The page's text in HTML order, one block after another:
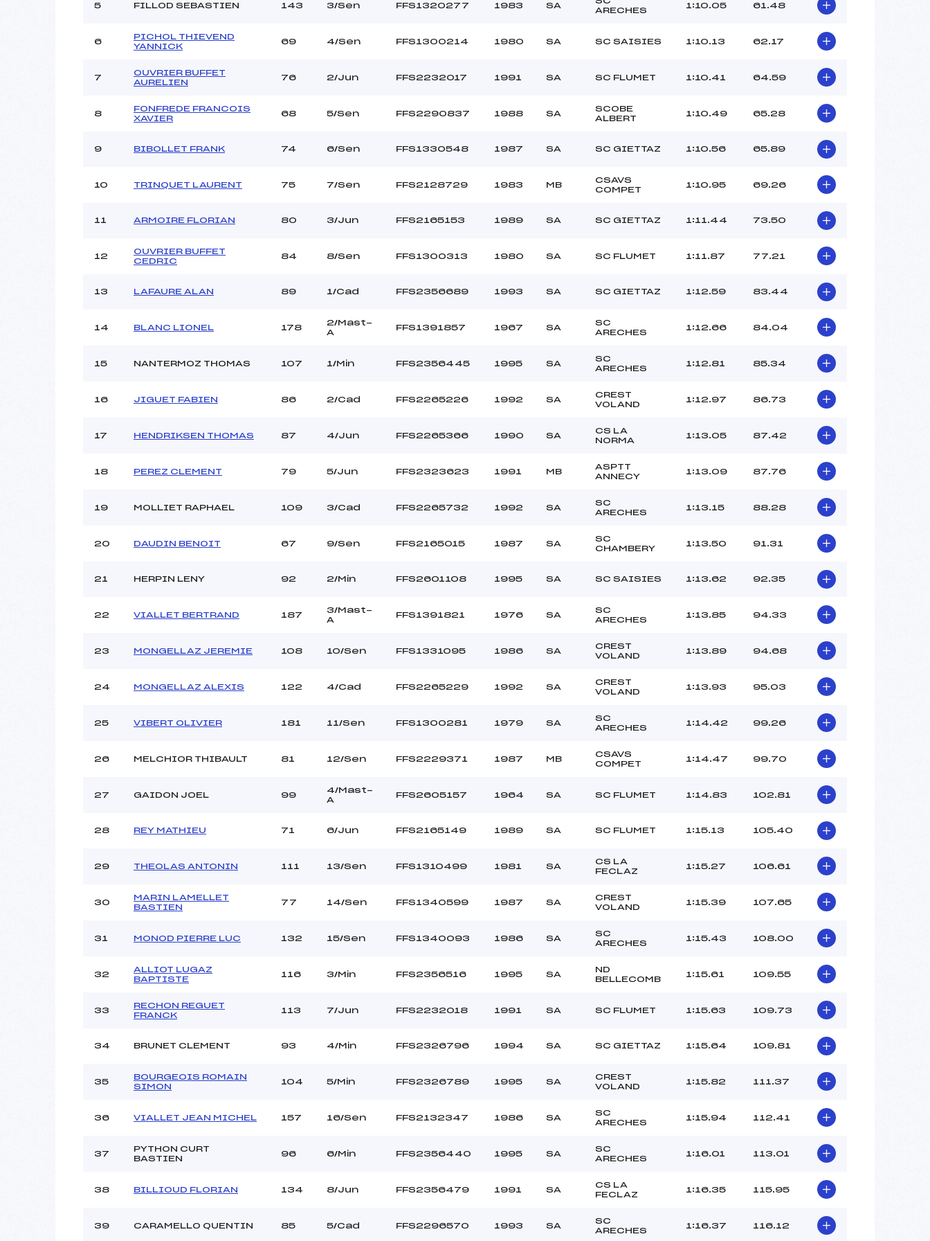
Météo :
couvert et neigeux
MEILLEUR FRANCOIS (SA)
Ouvreurs E :
Température arrivée :
Pénalité appliquée :
5 FILLOD SEBASTIEN 143 3/Sen FFS1320277 1983 SA
ARECHES
1:10.05 61.48
6
PICHOL THIEVEND
YANNICK
69 4/Sen FFS1300214 1980 SA SC SAISIES 1:10.13 62.17
7
OUVRIER BUFFET
AURELIEN
76 2/Jun FFS2232017 1991 SA SC FLUMET 1:10.41 64.59
8
FONFREDE FRANCOIS
XAVIER
68 5/Sen FFS2290837 1988 SA
SCOBE
ALBERT
1:10.49 65.28
9 BIBOLLET FRANK 74 6/Sen FFS1330548 1987 SA SC GIETTAZ 1:10.56 65.89
10 TRINQUET LAURENT 75 7/Sen FFS2128729 1983 MB
CSAVS
COMPET
1:10.95 69.26
11 ARMOIRE FLORIAN 80 3/Jun FFS2165153 1989 SA SC GIETTAZ 1:11.44 73.50
12
OUVRIER BUFFET
CEDRIC
84 8/Sen FFS1300313 1980 SA SC FLUMET 1:11.87 77.21
13 LAFAURE ALAN 89 1/Cad FFS2356689 1993 SA SC GIETTAZ 1:12.59 83.44
14 BLANC LIONEL 178
2/Mast-
A
FFS1391857 1967 SA
SC
ARECHES
1:12.66 84.04
15 NANTERMOZ THOMAS 107 1/Min FFS2356445 1995 SA
SC
ARECHES
1:12.81 85.34
16 JIGUET FABIEN 86 2/Cad FFS2265226 1992 SA
CREST
VOLAND
1:12.97 86.73
17 HENDRIKSEN THOMAS 87 4/Jun FFS2265366 1990 SA
CS LA
NORMA
1:13.05 87.42
18 PEREZ CLEMENT 79 5/Jun FFS2323623 1991 MB
ASPTT
ANNECY
1:13.09 87.76
19 MOLLIET RAPHAEL 109 3/Cad FFS2265732 1992 SA
SC
ARECHES
1:13.15 88.28
20 DAUDIN BENOIT 67 9/Sen FFS2165015 1987 SA
SC
CHAMBERY
1:13.50 91.31
21 HERPIN LENY 92 2/Min FFS2601108 1995 SA SC SAISIES 1:13.62 92.35
22 VIALLET BERTRAND 187
3/Mast-
A
FFS1391821 1976 SA
SC
ARECHES
1:13.85 94.33
23 MONGELLAZ JEREMIE 108 10/Sen FFS1331095 1986 SA
CREST
VOLAND
1:13.89 94.68
24 MONGELLAZ ALEXIS 122 4/Cad FFS2265229 1992 SA
CREST
VOLAND
1:13.93 95.03
25 VIBERT OLIVIER 181 11/Sen FFS1300281 1979 SA
SC
ARECHES
1:14.42 99.26
26 MELCHIOR THIBAULT 81 12/Sen FFS2229371 1987 MB
CSAVS
COMPET
1:14.47 99.70
27 GAIDON JOEL 99
4/Mast-
A
FFS2605157 1964 SA SC FLUMET 1:14.83 102.81
28 REY MATHIEU 71 6/Jun FFS2165149 1989 SA SC FLUMET 1:15.13 105.40
29 THEOLAS ANTONIN 111 13/Sen FFS1310499 1981 SA
CS LA
FECLAZ
1:15.27 106.61
30
MARIN LAMELLET
BASTIEN
77 14/Sen FFS1340599 1987 SA
CREST
VOLAND
1:15.39 107.65
31 MONOD PIERRE LUC 132 15/Sen FFS1340093 1986 SA
SC
ARECHES
1:15.43 108.00
32
ALLIOT LUGAZ
BAPTISTE
116 3/Min FFS2356516 1995 SA
ND
BELLECOMB
1:15.61 109.55
33
RECHON REGUET
FRANCK
113 7/Jun FFS2232018 1991 SA SC FLUMET 1:15.63 109.73
34 BRUNET CLEMENT 93 4/Min FFS2326796 1994 SA SC GIETTAZ 1:15.64 109.81
35
BOURGEOIS ROMAIN
SIMON
104 5/Min FFS2326789 1995 SA
CREST
VOLAND
1:15.82 111.37
36 VIALLET JEAN MICHEL 157 16/Sen FFS2132347 1986 SA
SC
ARECHES
1:15.94 112.41
37
PYTHON CURT
BASTIEN
96 6/Min FFS2356440 1995 SA
SC
ARECHES
1:16.01 113.01
38 BILLIOUD FLORIAN 134 8/Jun FFS2356479 1991 SA
CS LA
FECLAZ
1:16.35 115.95
39 CARAMELLO QUENTIN 85 5/Cad FFS2296570 1993 SA
SC
ARECHES
1:16.37 116.12